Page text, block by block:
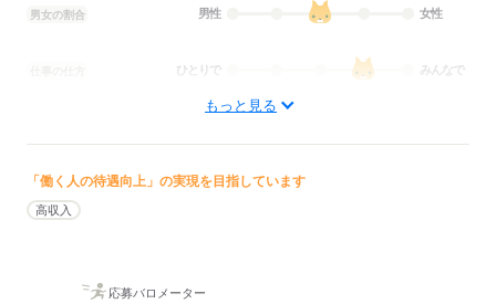
男女の割合 男性 女性
ひとりで みんなで
配属先部署：
男女比 （男5：女5）
概要：
業界流通・小売関連
もっと見る
「働く人の待遇向上」の実現を目指しています
高収入
応募バロメーター